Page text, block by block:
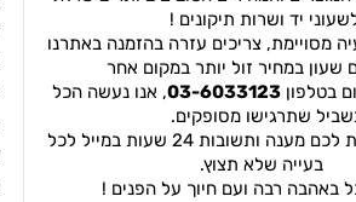
יד ושרות תיקונים !
מסויימת, צריכים עזרה בהזמנה באתרנו
שעון במחיר זול יותר במקום אחר
בטלפון 03-6033123, אנו נעשה הכל
שתרגישו מסופקים.
נציגנו ישמחו לתת לכם מענה ותשובות 24 שעות במייל לכל
בעייה שלא תצוץ.
באהבה רבה ועם חיוך על הפנים !